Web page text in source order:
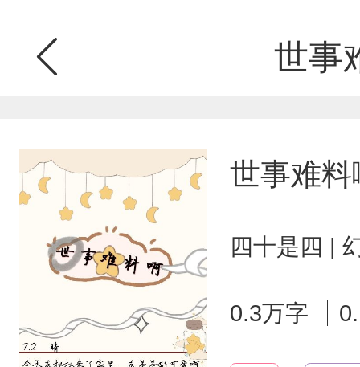
世事
世事难料
四十是四 |
0.3万字